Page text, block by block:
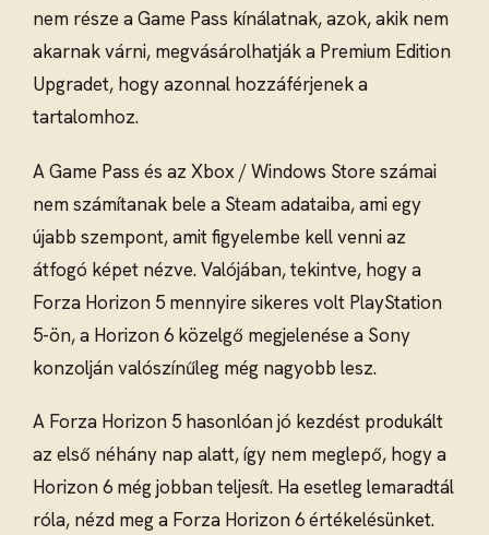
nem része a Game Pass kínálatnak, azok, akik nem
akarnak várni, megvásárolhatják a Premium Edition
Upgradet, hogy azonnal hozzáférjenek a
tartalomhoz.
A Game Pass és az Xbox / Windows Store számai
nem számítanak bele a Steam adataiba, ami egy
újabb szempont, amit figyelembe kell venni az
átfogó képet nézve. Valójában, tekintve, hogy a
Forza Horizon 5 mennyire sikeres volt PlayStation
5-ön, a Horizon 6 közelgő megjelenése a Sony
konzolján valószínűleg még nagyobb lesz.
A Forza Horizon 5 hasonlóan jó kezdést produkált
az első néhány nap alatt, így nem meglepő, hogy a
Horizon 6 még jobban teljesít. Ha esetleg lemaradtál
róla, nézd meg a Forza Horizon 6 értékelésünket.